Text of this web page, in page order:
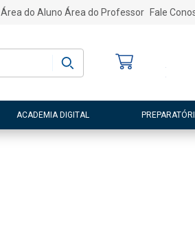
Área do Aluno Área do Professor Fale
Entre
ACADEMIA DIGITAL